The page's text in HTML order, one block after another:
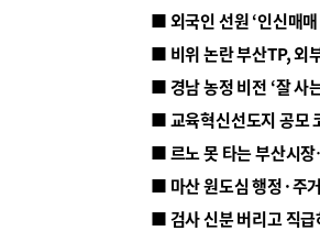
■ 외국인 선원 ‘인신매
■ 비위 논란 부산TP, 외
■ 르노 못 타는 부산시
■ 마산 원도심 행정·주